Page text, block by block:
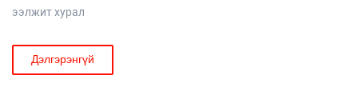
ээлжит хурал
Дэлгэрэнгүй